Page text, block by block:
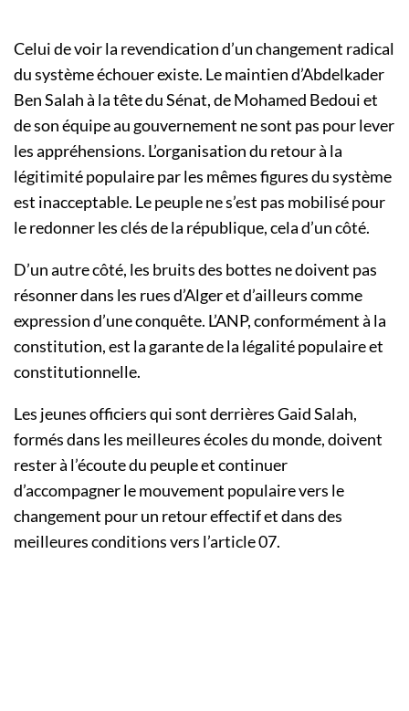
Celui de voir la revendication d’un changement radical
du système échouer existe. Le maintien d’Abdelkader
Ben Salah à la tête du Sénat, de Mohamed Bedoui et
de son équipe au gouvernement ne sont pas pour lever
les appréhensions. L’organisation du retour à la
légitimité populaire par les mêmes figures du système
est inacceptable. Le peuple ne s’est pas mobilisé pour
le redonner les clés de la république, cela d’un côté.
D’un autre côté, les bruits des bottes ne doivent pas
résonner dans les rues d’Alger et d’ailleurs comme
expression d’une conquête. L’ANP, conformément à la
constitution, est la garante de la légalité populaire et
constitutionnelle.
Les jeunes officiers qui sont derrières Gaid Salah,
formés dans les meilleures écoles du monde, doivent
rester à l’écoute du peuple et continuer
d’accompagner le mouvement populaire vers le
changement pour un retour effectif et dans des
meilleures conditions vers l’article 07.